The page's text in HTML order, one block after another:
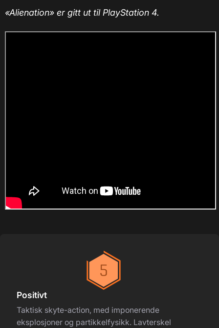
«Alienation» er gitt ut til PlayStation 4.
Positivt
Taktisk skyte-action, med imponerende
eksplosjoner og partikkelfysikk. Lavterskel